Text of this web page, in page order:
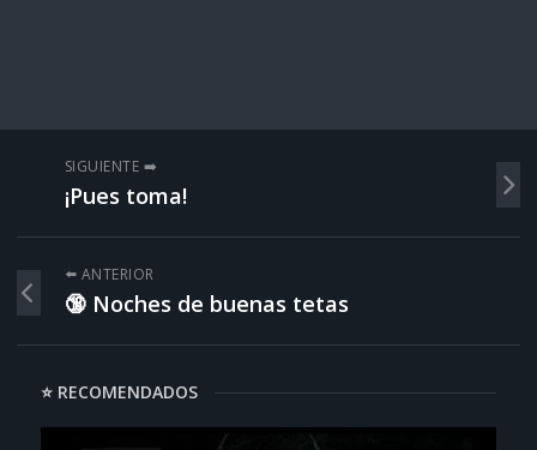
SIGUIENTE ➡️
¡Pues toma!
⬅️ ANTERIOR
🔞 Noches de buenas tetas
⭐ RECOMENDADOS